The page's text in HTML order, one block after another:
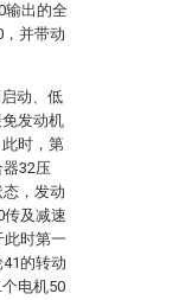
输出的全
并带动
动、低
发动机
时，第
32压
，发动
传及减速
此时第一
的转动
电机50